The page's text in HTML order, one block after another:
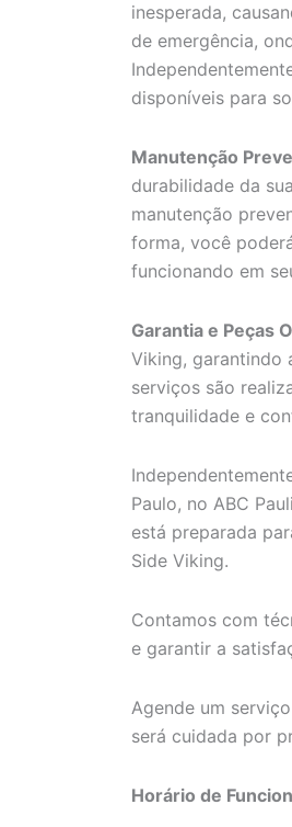
inesperada,
de emergência,
disponíveis para
Manutenção
durabilidade da
manutenção
forma, você
funcionando em
Garantia e Peças
Viking, garantindo
serviços são
tranquilidade e
Paulo, no ABC
está preparada
Side Viking.
Contamos com
e garantir a
Agende um
será cuidada por
Horário de